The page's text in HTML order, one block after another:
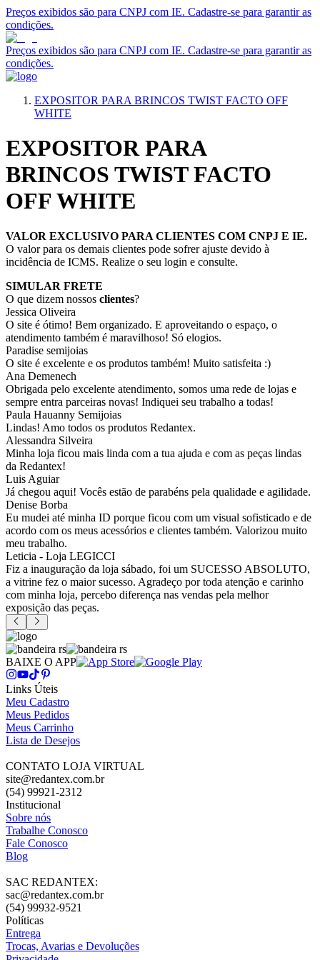
Preços exibidos são para CNPJ com IE. Cadastre-se para garantir as
condições.
Preços exibidos são para CNPJ com IE. Cadastre-se para garantir as
condições.
EXPOSITOR PARA BRINCOS TWIST FACTO OFF
WHITE
EXPOSITOR PARA
BRINCOS TWIST FACTO
OFF WHITE
VALOR EXCLUSIVO PARA CLIENTES COM CNPJ E IE.
O valor para os demais clientes pode sofrer ajuste devido à
incidência de ICMS. Realize o seu login e consulte.
SIMULAR FRETE
O que dizem nossos clientes?
Jessica Oliveira
O site é ótimo! Bem organizado. E aproveitando o espaço, o
atendimento também é maravilhoso! Só elogios.
Paradise semijoias
O site é excelente e os produtos também! Muito satisfeita :)
Ana Demenech
Obrigada pelo excelente atendimento, somos uma rede de lojas e
sempre entra parceiras novas! Indiquei seu trabalho a todas!
Paula Hauanny Semijoias
Lindas! Amo todos os produtos Redantex.
Alessandra Silveira
Minha loja ficou mais linda com a tua ajuda e com as peças lindas
da Redantex!
Luis Aguiar
Já chegou aqui! Vocês estão de parabéns pela qualidade e agilidade.
Denise Borba
Eu mudei até minha ID porque ficou com um visual sofisticado e de
acordo com os meus acessórios e clientes também. Valorizou muito
meu trabalho.
Leticia - Loja LEGICCI
Fiz a inauguração da loja sábado, foi um SUCESSO ABSOLUTO,
a vitrine fez o maior sucesso. Agradeço por toda atenção e carinho
com minha loja, percebo diferença nas vendas pela melhor
exposição das peças.
BAIXE O APP
Links Úteis
Meu Cadastro
Meus Pedidos
Meus Carrinho
Lista de Desejos
CONTATO LOJA VIRTUAL
site@redantex.com.br
(54) 99921-2312
Institucional
Sobre nós
Trabalhe Conosco
Fale Conosco
Blog
SAC REDANTEX:
sac@redantex.com.br
(54) 99932-9521
Políticas
Entrega
Trocas, Avarias e Devoluções